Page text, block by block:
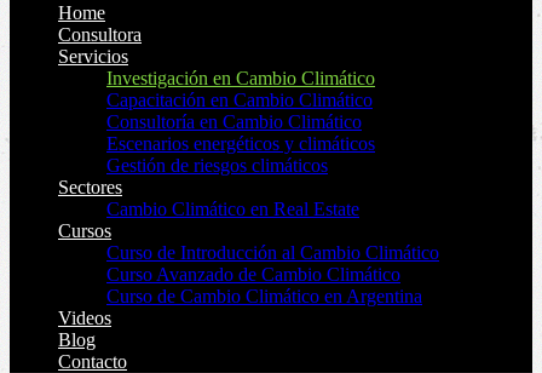
Home
Consultora
Servicios
Investigación en Cambio Climático
Capacitación en Cambio Climático
Consultoría en Cambio Climático
Escenarios energéticos y climáticos
Gestión de riesgos climáticos
Sectores
Cambio Climático en Real Estate
Cursos
Curso de Introducción al Cambio Climático
Curso Avanzado de Cambio Climático
Curso de Cambio Climático en Argentina
Videos
Blog
Contacto